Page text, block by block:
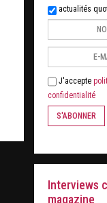
actualités
J'accepte
confidentialité
S'ABONNER
Interviews
magazine